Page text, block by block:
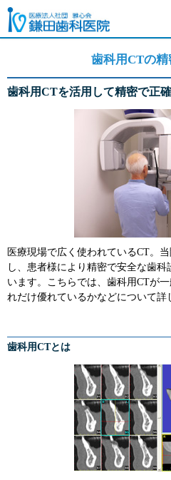
歯科用CTの
歯科用CTを活用して精密で正
医療現場で広く使われているCT。
し、患者様により精密で安全な歯
います。こちらでは、歯科用CTが
れだけ優れているかなどについて詳
歯科用CTとは